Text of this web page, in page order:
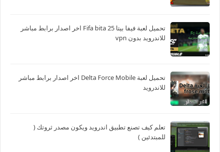
تحميل لعبة فيفا بيتا 25 Fifa bita اخر اصدار برابط مباشر
للاندرويد بدون vpn
تحميل لعبة Delta Force Mobile اخر اصدار برابط مباشر
للاندرويد
تعلم كيف تصنع تطبيق اندرويد ويكون مصدر ثروتك (
للمبتدئين )